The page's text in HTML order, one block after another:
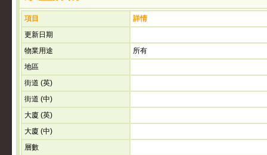
項目
詳情
更新日期
物業用途
所有
地區
街道 (英)
街道 (中)
大廈 (英)
大廈 (中)
層數